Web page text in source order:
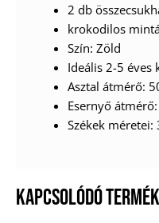
2 db
krokodilos
Szín: Zöld
Ideális 2-5 éves
Asztal átmérő:
Esernyő
Székek
KAPCSOLÓDÓ